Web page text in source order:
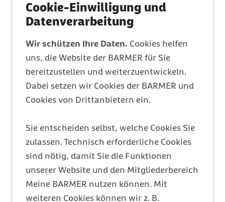
Cookie-Einwilligung und
Datenverarbeitung
Wir schützen Ihre Daten. Cookies helfen
uns, die Website der BARMER für Sie
bereitzustellen und weiterzuentwickeln.
Dabei setzen wir Cookies der BARMER und
Cookies von Drittanbietern ein.
Sie entscheiden selbst, welche Cookies Sie
zulassen. Technisch erforderliche Cookies
sind nötig, damit Sie die Funktionen
unserer Website und den Mitgliederbereich
Meine BARMER nutzen können. Mit
weiteren Cookies können wir z. B.
Barmer Bonus
Meine Barmer
Ein Zugang für alles